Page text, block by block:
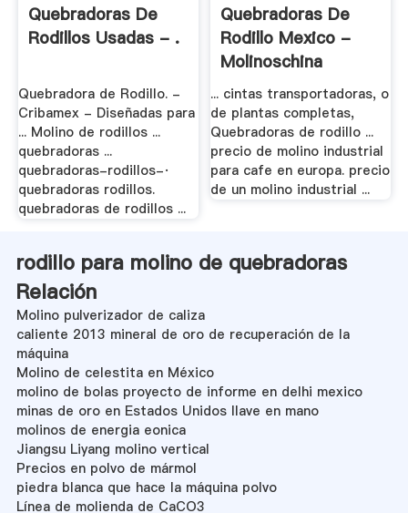
Quebradoras De
Rodillos Usadas - .
Quebradora de Rodillo. -
Cribamex - Diseñadas para
... Molino de rodillos ...
quebradoras ...
quebradoras-rodillos-·
quebradoras rodillos.
quebradoras de rodillos ...
Quebradoras De
Rodillo Mexico -
Molinoschina
... cintas transportadoras, o
de plantas completas,
Quebradoras de rodillo ...
precio de molino industrial
para cafe en europa. precio
de un molino industrial ...
rodillo para molino de quebradoras
Relación
Molino pulverizador de caliza
caliente 2013 mineral de oro de recuperación de la
máquina
Molino de celestita en México
molino de bolas proyecto de informe en delhi mexico
minas de oro en Estados Unidos llave en mano
molinos de energia eonica
Jiangsu Liyang molino vertical
Precios en polvo de mármol
piedra blanca que hace la máquina polvo
Línea de molienda de CaCO3